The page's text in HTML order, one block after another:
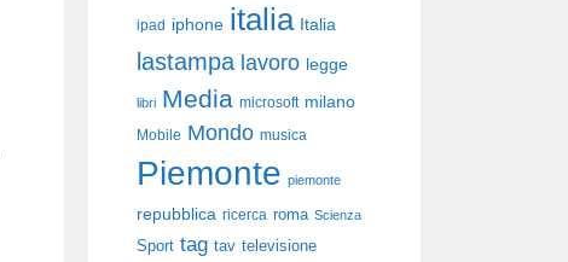
ipad iphone italia Italia
lastampa lavoro legge
libri Media microsoft milano
Mobile Mondo musica
Piemonte piemonte
repubblica ricerca roma Scienza
Sport tag tav televisione